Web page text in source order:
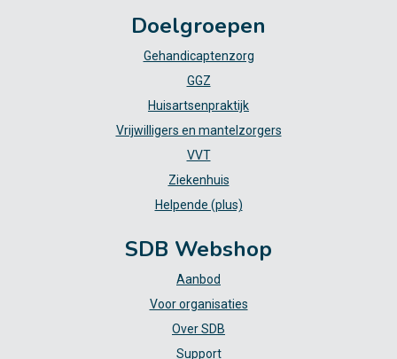
Doelgroepen
Gehandicaptenzorg
GGZ
Huisartsenpraktijk
Vrijwilligers en mantelzorgers
VVT
Ziekenhuis
Helpende (plus)
SDB Webshop
Aanbod
Voor organisaties
Over SDB
Support